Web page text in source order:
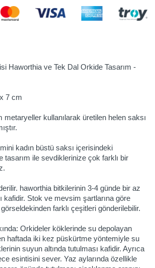
Haworthia ve Tek Dal Orkide Tasarım -
7 cm
metaryeller kullanılarak üretilen helen saksı
kadın büstü saksı içerisindeki
tasarım ile sevdiklerinize çok farklı bir
haworthia bitkilerinin 3-4 günde bir az
kafidir. Stok ve mevsim şartlarına göre
farklı çeşitleri gönderilebilir.
Orkideler köklerinde su depolayan
haftada iki kez püskürtme yöntemiyle su
suyun altında tutulması kafidir. Ayrıca
esintisini sever. Yaz aylarında özellikle